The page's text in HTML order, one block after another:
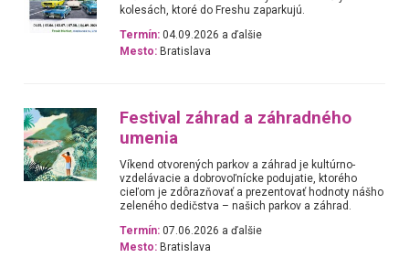
kolesách, ktoré do Freshu zaparkujú.
Termín: 04.09.2026 a ďalšie
Mesto: Bratislava
Festival záhrad a záhradného
umenia
Víkend otvorených parkov a záhrad je kultúrno-
vzdelávacie a dobrovoľnícke podujatie, ktorého
cieľom je zdôrazňovať a prezentovať hodnoty nášho
zeleného dedičstva – našich parkov a záhrad.
Termín: 07.06.2026 a ďalšie
Mesto: Bratislava